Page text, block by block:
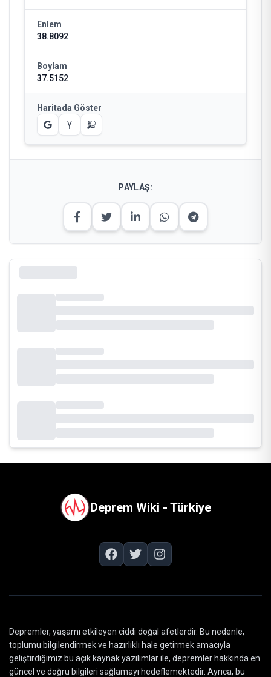
Enlem
38.8092
Boylam
37.5152
Haritada Göster
PAYLAŞ:
Deprem Wiki - Türkiye
Depremler, yaşamı etkileyen ciddi doğal afetlerdir. Bu nedenle,
toplumu bilgilendirmek ve hazırlıklı hale getirmek amacıyla
geliştirdiğimiz bu açık kaynak yazılımlar ile, depremler hakkında en
güncel ve doğru bilgileri sağlamayı hedeflemektedir. Ayrıca, bu